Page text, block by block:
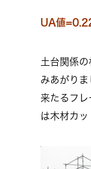
UA値
土台関係
みあがりま
来たるフ
は木材カッ